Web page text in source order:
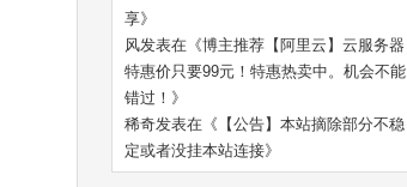
享》
风发表在《博主推荐【阿里云】云服务器
特惠价只要99元！特惠热卖中。机会不能
错过！ 》
稀奇发表在《 【公告】本站摘除部分不稳
定或者没挂本站连接》